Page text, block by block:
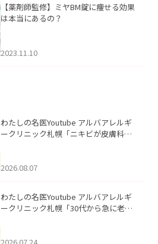
【薬剤師監修】ミヤBM錠に痩せる効果
は本当にあるの？
2023.11.10
わたしの名医Youtube アルバアレルギ
ークリニック札幌「ニキビが皮膚科で
ました。
2026.08.07
わたしの名医Youtube アルバアレルギ
ークリニック札幌「30代から急に老け